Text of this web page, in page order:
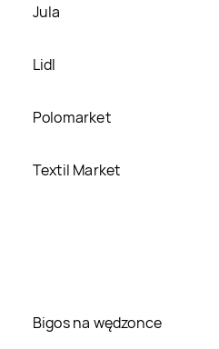
Jula
Lidl
Polomarket
Textil Market
Bigos na wędzonce